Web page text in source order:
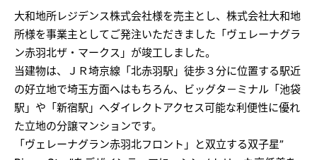
大和地所レジデンス株式会社様を売主とし、株式会社大和地
所様を事業主としてご発注いただきました「ヴェレーナグラ
ン赤羽北ザ・マークス」が竣工しました。
当建物は、ＪＲ埼京線「北赤羽駅」徒歩３分に位置する駅近
の好立地で埼玉方面へはもちろん、ビッグタ－ミナル「池袋
駅」や「新宿駅」へダイレクトアクセス可能な利便性に優れ
た立地の分譲マンションです。
「ヴェレーナグラン赤羽北フロント」と双立する双子星”